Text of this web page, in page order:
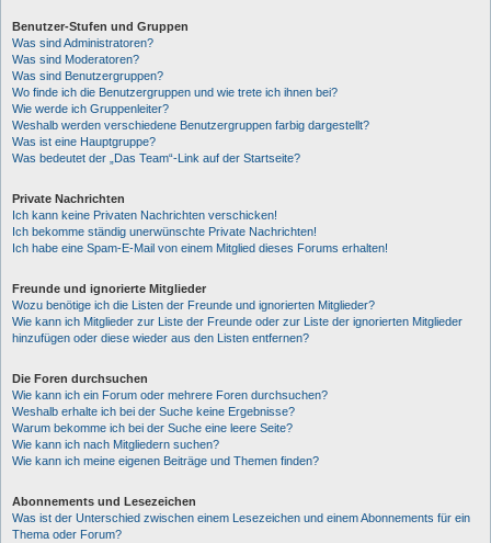
Benutzer-Stufen und Gruppen
Was sind Administratoren?
Was sind Moderatoren?
Was sind Benutzergruppen?
Wo finde ich die Benutzergruppen und wie trete ich ihnen bei?
Wie werde ich Gruppenleiter?
Weshalb werden verschiedene Benutzergruppen farbig dargestellt?
Was ist eine Hauptgruppe?
Was bedeutet der „Das Team“-Link auf der Startseite?
Private Nachrichten
Ich kann keine Privaten Nachrichten verschicken!
Ich bekomme ständig unerwünschte Private Nachrichten!
Ich habe eine Spam-E-Mail von einem Mitglied dieses Forums erhalten!
Freunde und ignorierte Mitglieder
Wozu benötige ich die Listen der Freunde und ignorierten Mitglieder?
Wie kann ich Mitglieder zur Liste der Freunde oder zur Liste der ignorierten Mitglieder
hinzufügen oder diese wieder aus den Listen entfernen?
Die Foren durchsuchen
Wie kann ich ein Forum oder mehrere Foren durchsuchen?
Weshalb erhalte ich bei der Suche keine Ergebnisse?
Warum bekomme ich bei der Suche eine leere Seite?
Wie kann ich nach Mitgliedern suchen?
Wie kann ich meine eigenen Beiträge und Themen finden?
Abonnements und Lesezeichen
Was ist der Unterschied zwischen einem Lesezeichen und einem Abonnements für ein
Thema oder Forum?